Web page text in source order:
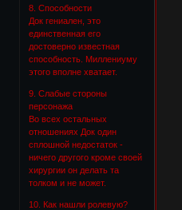
8. Способности
Док гениален, это
единственная его
достоверно известная
способность. Миллениуму
этого вполне хватает.
9. Слабые стороны
персонажа
Во всех остальных
отношениях Док один
сплошной недостаток -
ничего другого кроме своей
хирургии он делать та
толком и не может.
10. Как нашли ролевую?